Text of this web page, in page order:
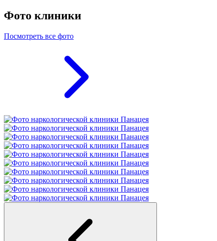
Фото клиники
Посмотреть все фото